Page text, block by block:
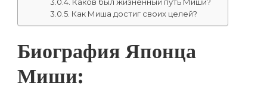
Как Миша достиг своих целей?
Биография Японца
Миши: